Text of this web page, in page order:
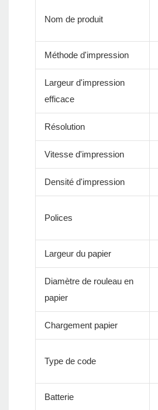
Nom de produit
Méthode d'impression
Largeur d'impression
efficace
Résolution
Vitesse d'impression
Densité d'impression
Polices
Largeur du papier
Diamètre de rouleau en
papier
Chargement papier
Type de code
Batterie